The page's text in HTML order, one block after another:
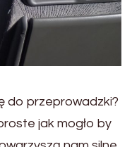
do przeprowadzki?
jak mogło by